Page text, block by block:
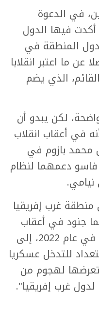
في الدعوة
فيها الدول
المنطقة في
عن ما اعتبر انقلابا
الذي يضم
لكن يبدو أن
في أعقاب انقلاب
محمد بازوم في
فاسو دعمهما لنظام
نيامي.
غرب إفريقيا
جنود في أعقاب
الانقلابات في عام 2020 ثم في عام 2022، إلى
للتدخل عسكريا
تعرضها لهجوم من
غرب إفريقيا".